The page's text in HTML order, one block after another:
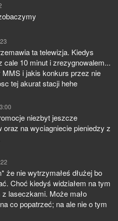
ta telewizja. Kiedys
cale 10 minut i zrezygnowalem...
i jakis konkurs przez nie
tej akurat stacji hehe
niezbyt jeszcze
oraz na wyciagniecie pieniedzy z
że nie wytrzymałeś dłużej bo
Choć kiedyś widziałem na tym
laseczkami. Może mało
co popatrzeć; na ale nie o tym